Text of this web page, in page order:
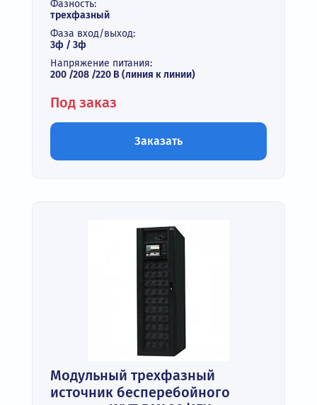
Фазность:
трехфазный
Фаза вход/выход:
3ф / 3ф
Напряжение питания:
200 /208 /220 В (линия к линии)
Под заказ
Заказать
Модульный трехфазный
источник бесперебойного